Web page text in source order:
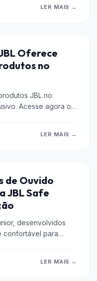
LER MAIS →
Oferece
no
JBL no
Acesse agora o
LER MAIS →
de Ouvido
JBL Safe
desenvolvidos
confortável para
LER MAIS →